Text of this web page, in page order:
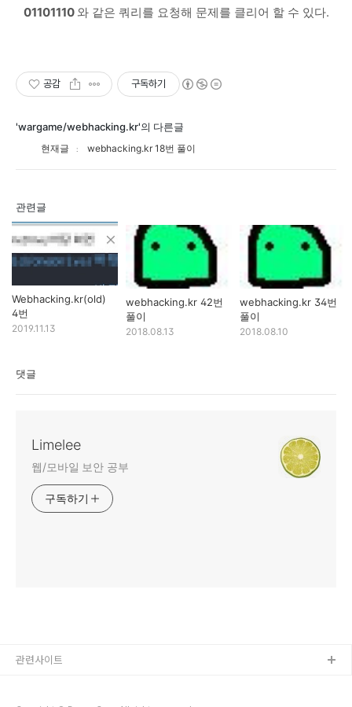
01101110 와 같은 쿼리를 요청해 문제를 클리어 할 수 있다.
공감 구독하기
'wargame/webhacking.kr'의 다른글
현재글 webhacking.kr 18번 풀이
관련글
Webhacking.kr(old)
4번
2019.11.13
webhacking.kr 42번
풀이
2018.08.13
webhacking.kr 34번
풀이
2018.08.10
댓글
Limelee
웹/모바일 보안 공부
구독하기
관련사이트